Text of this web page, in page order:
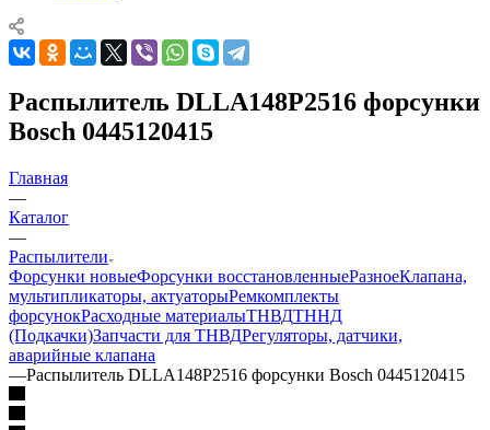
Распылитель DLLA148P2516 форсунки
Bosch 0445120415
Главная
—
Каталог
—
Распылители
Форсунки новыеФорсунки восстановленныеРазноеКлапана,
мультипликаторы, актуаторыРемкомплекты
форсунокРасходные материалыТНВДТННД
(Подкачки)Запчасти для ТНВДРегуляторы, датчики,
аварийные клапана
—Распылитель DLLA148P2516 форсунки Bosch 0445120415